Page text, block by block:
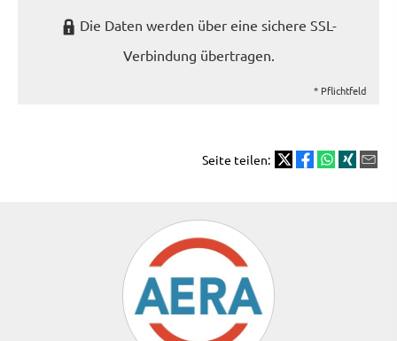
Die Daten werden über eine sichere SSL-
Verbindung übertragen.
* Pflichtfeld
Seite teilen: